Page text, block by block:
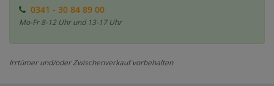
0341 - 30 84 89 00
Mo-Fr 8-12 Uhr und 13-17 Uhr
Irrtümer und/oder Zwischenverkauf vorbehalten